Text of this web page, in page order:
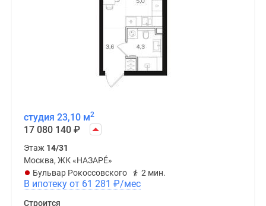
студия 23,10 м2
17 080 140 ₽
Этаж 14/31
Москва, ЖК «НАЗАРÉ»
Бульвар Рокоссовского
2 мин.
В ипотеку от 61 281 ₽/мес
Строится